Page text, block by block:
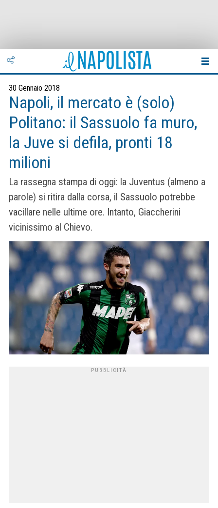
30 Gennaio 2018
Napoli, il mercato è (solo)
Politano: il Sassuolo fa muro,
la Juve si defila, pronti 18
milioni
La rassegna stampa di oggi: la Juventus (almeno a
parole) si ritira dalla corsa, il Sassuolo potrebbe
vacillare nelle ultime ore. Intanto, Giaccherini
vicinissimo al Chievo.